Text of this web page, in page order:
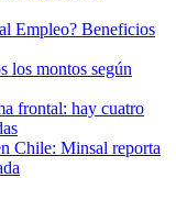
Empleo? Beneficios
los montos según
frontal: hay cuatro
Chile: Minsal reporta